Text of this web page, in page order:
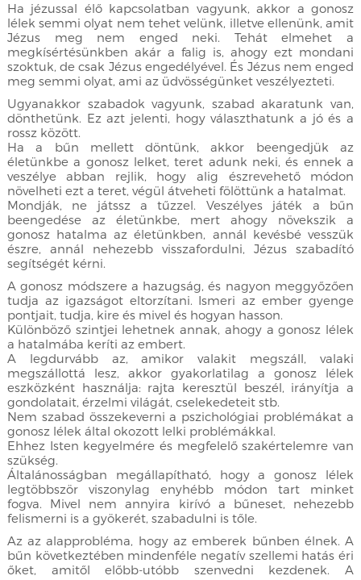
Ha jézussal élő kapcsolatban vagyunk, akkor a gonosz
lélek semmi olyat nem tehet velünk, illetve ellenünk, amit
Jézus meg nem enged neki. Tehát elmehet a
megkísértésünkben akár a falig is, ahogy ezt mondani
szoktuk, de csak Jézus engedélyével. És Jézus nem enged
meg semmi olyat, ami az üdvösségünket veszélyezteti.
Ugyanakkor szabadok vagyunk, szabad akaratunk van,
dönthetünk. Ez azt jelenti, hogy választhatunk a jó és a
rossz között.
Ha a bűn mellett döntünk, akkor beengedjük az
életünkbe a gonosz lelket, teret adunk neki, és ennek a
veszélye abban rejlik, hogy alig észrevehető módon
növelheti ezt a teret, végül átveheti fölöttünk a hatalmat.
Mondják, ne játssz a tűzzel. Veszélyes játék a bűn
beengedése az életünkbe, mert ahogy növekszik a
gonosz hatalma az életünkben, annál kevésbé vesszük
észre, annál nehezebb visszafordulni, Jézus szabadító
segítségét kérni.
A gonosz módszere a hazugság, és nagyon meggyőzően
tudja az igazságot eltorzítani. Ismeri az ember gyenge
pontjait, tudja, kire és mivel és hogyan hasson.
Különböző szintjei lehetnek annak, ahogy a gonosz lélek
a hatalmába keríti az embert.
A legdurvább az, amikor valakit megszáll, valaki
megszállottá lesz, akkor gyakorlatilag a gonosz lélek
eszközként használja: rajta keresztül beszél, irányítja a
gondolatait, érzelmi világát, cselekedeteit stb.
Nem szabad összekeverni a pszichológiai problémákat a
gonosz lélek által okozott lelki problémákkal.
Ehhez Isten kegyelmére és megfelelő szakértelemre van
szükség.
Általánosságban megállapítható, hogy a gonosz lélek
legtöbbször viszonylag enyhébb módon tart minket
fogva. Mivel nem annyira kirívó a bűneset, nehezebb
felismerni is a gyökerét, szabadulni is tőle.
Az az alapprobléma, hogy az emberek bűnben élnek. A
bűn következtében mindenféle negatív szellemi hatás éri
őket, amitől előbb-utóbb szenvedni kezdenek. A